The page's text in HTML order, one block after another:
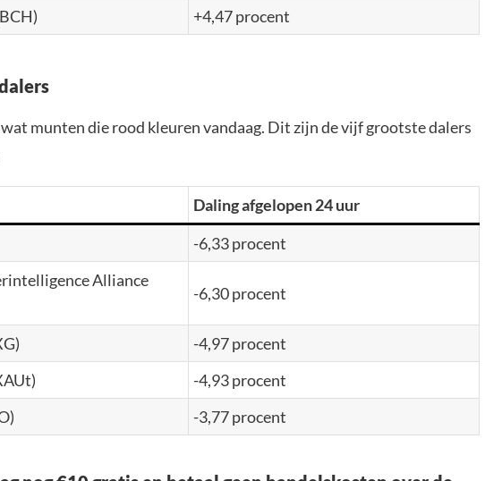
+4,47 procent
munten die rood kleuren vandaag. Dit zijn de vijf grootste dalers
Daling afgelopen 24 uur
-6,33 procent
Alliance
-6,30 procent
-4,97 procent
-4,93 procent
-3,77 procent